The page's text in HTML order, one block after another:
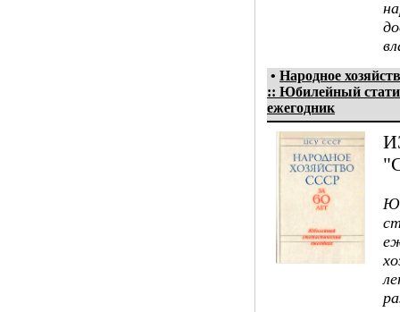
• Народное
:: Юбилейный
ежегодник